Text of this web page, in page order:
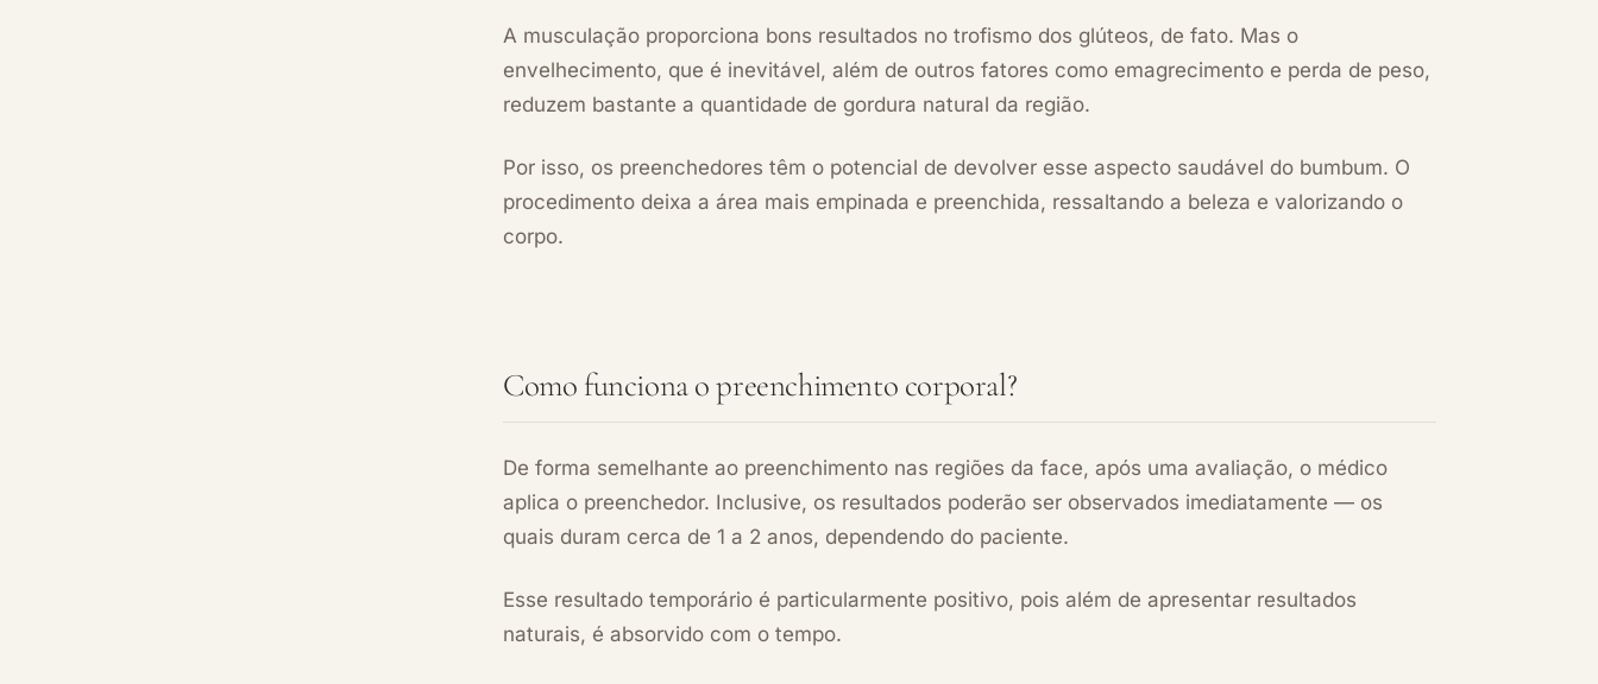
A musculação proporciona bons resultados no trofismo dos glúteos, de fato. Mas o
envelhecimento, que é inevitável, além de outros fatores como emagrecimento e perda de peso,
reduzem bastante a quantidade de gordura natural da região.
Por isso, os preenchedores têm o potencial de devolver esse aspecto saudável do bumbum. O
procedimento deixa a área mais empinada e preenchida, ressaltando a beleza e valorizando o
corpo.
Como funciona o preenchimento corporal?
De forma semelhante ao preenchimento nas regiões da face, após uma avaliação, o médico
aplica o preenchedor. Inclusive, os resultados poderão ser observados imediatamente — os
quais duram cerca de 1 a 2 anos, dependendo do paciente.
Esse resultado temporário é particularmente positivo, pois além de apresentar resultados
naturais, é absorvido com o tempo.